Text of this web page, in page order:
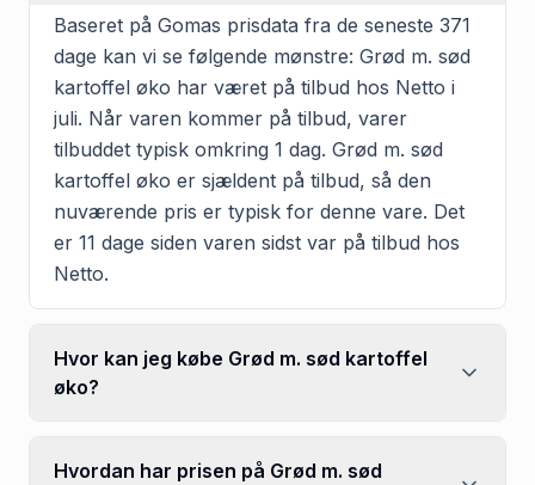
Baseret på Gomas prisdata fra de seneste 371
dage kan vi se følgende mønstre: Grød m. sød
kartoffel øko har været på tilbud hos Netto i
juli. Når varen kommer på tilbud, varer
tilbuddet typisk omkring 1 dag. Grød m. sød
kartoffel øko er sjældent på tilbud, så den
nuværende pris er typisk for denne vare. Det
er 11 dage siden varen sidst var på tilbud hos
Netto.
Hvor kan jeg købe Grød m. sød kartoffel
øko?
Hvordan har prisen på Grød m. sød